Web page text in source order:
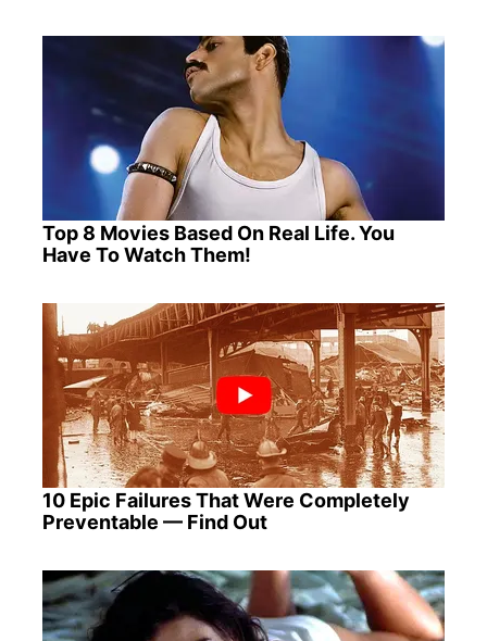
Top 8 Movies Based On Real Life. You
Have To Watch Them!
10 Epic Failures That Were Completely
Preventable — Find Out